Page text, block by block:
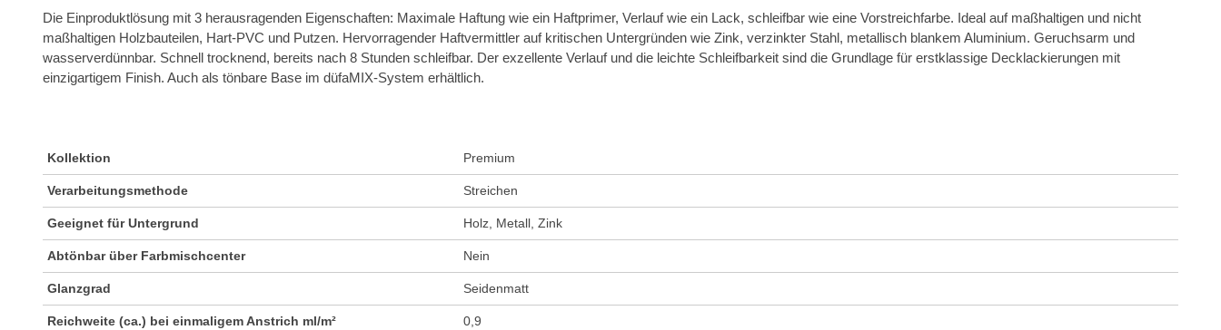
Die Einproduktlösung mit 3 herausragenden Eigenschaften: Maximale Haftung wie ein Haftprimer, Verlauf wie ein Lack, schleifbar wie eine Vorstreichfarbe. Ideal auf maßhaltigen und nicht
maßhaltigen Holzbauteilen, Hart-PVC und Putzen. Hervorragender Haftvermittler auf kritischen Untergründen wie Zink, verzinkter Stahl, metallisch blankem Aluminium. Geruchsarm und
wasserverdünnbar. Schnell trocknend, bereits nach 8 Stunden schleifbar. Der exzellente Verlauf und die leichte Schleifbarkeit sind die Grundlage für erstklassige Decklackierungen mit
einzigartigem Finish. Auch als tönbare Base im düfaMIX-System erhältlich.
Kollektion Premium
Verarbeitungsmethode Streichen
Geeignet für Untergrund Holz, Metall, Zink
Abtönbar über Farbmischcenter Nein
Glanzgrad Seidenmatt
Reichweite (ca.) bei einmaligem Anstrich ml/m² 0,9